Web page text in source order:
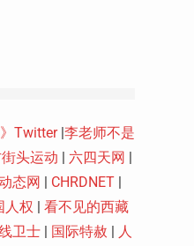
》Twitter|李老师不是
头运动 | 六四天网 |
态网 | CHRDNET |
人权 | 看不见的西藏
卫士 | 国际特赦 | 人